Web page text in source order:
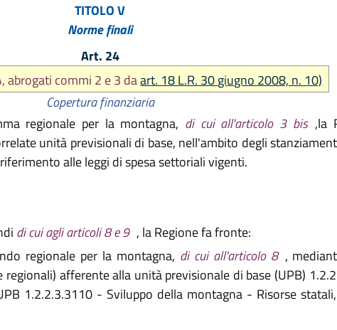
TITOLO V
Norme finali
Art. 24
abrogati commi 2 e 3 daart. 18 L.R. 30 giugno 2008, n. 10)
Copertura finanziaria
regionale per la montagna, di cui all'articolo 3 bis ,la
unità previsionali di base, nell'ambito degli
alle leggi di spesa settoriali vigenti.
di cui agli articoli 8 e 9 , la Regione fa fronte:
regionale per la montagna, di cui all'articolo 8 ,
afferente alla unità previsionale di base (UPB)
1.2.2.3.3110 - Sviluppo della montagna - Risorse